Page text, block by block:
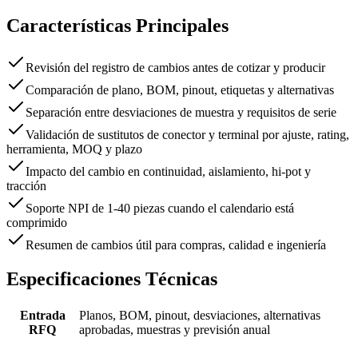
Características Principales
Revisión del registro de cambios antes de cotizar y producir
Comparación de plano, BOM, pinout, etiquetas y alternativas
Separación entre desviaciones de muestra y requisitos de serie
Validación de sustitutos de conector y terminal por ajuste, rating,
herramienta, MOQ y plazo
Impacto del cambio en continuidad, aislamiento, hi-pot y
tracción
Soporte NPI de 1-40 piezas cuando el calendario está
comprimido
Resumen de cambios útil para compras, calidad e ingeniería
Especificaciones Técnicas
Entrada
RFQ
Planos, BOM, pinout, desviaciones, alternativas
aprobadas, muestras y previsión anual